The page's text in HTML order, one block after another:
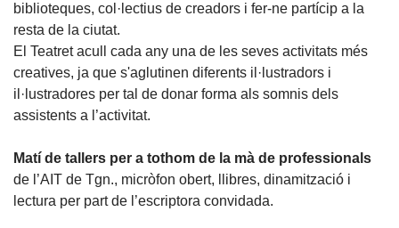
biblioteques, col·lectius de creadors i fer-ne partícip a la
resta de la ciutat.
El Teatret acull cada any una de les seves activitats més
creatives, ja que s'aglutinen diferents il·lustradors i
il·lustradores per tal de donar forma als somnis dels
assistents a l’activitat.
Matí de tallers per a tothom de la mà de professionals
de l’AIT de Tgn., micròfon obert, llibres, dinamització i
lectura per part de l’escriptora convidada.